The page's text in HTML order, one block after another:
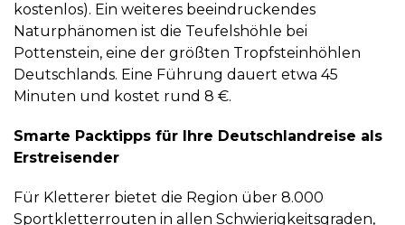
kostenlos). Ein weiteres beeindruckendes
Naturphänomen ist die Teufelshöhle bei
Pottenstein, eine der größten Tropfsteinhöhlen
Deutschlands. Eine Führung dauert etwa 45
Minuten und kostet rund 8 €.
Smarte Packtipps für Ihre Deutschlandreise als
Erstreisender
Für Kletterer bietet die Region über 8.000
Sportkletterrouten in allen Schwierigkeitsgraden,